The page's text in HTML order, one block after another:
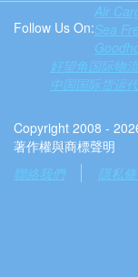
Follow Us On:
Air
Sea
好望角国际物流
中国国际货运
Copyright 2008 -
著作權與商標聲明
聯絡我們
隱私